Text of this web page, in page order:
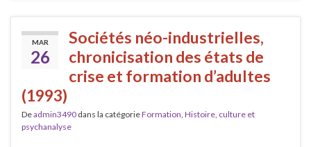
MAR
26
Sociétés néo-industrielles,
chronicisation des états de
crise et formation d’adultes
(1993)
Deadmin3490 dans la catégorieFormation Histoire, culture et
psychanalyse